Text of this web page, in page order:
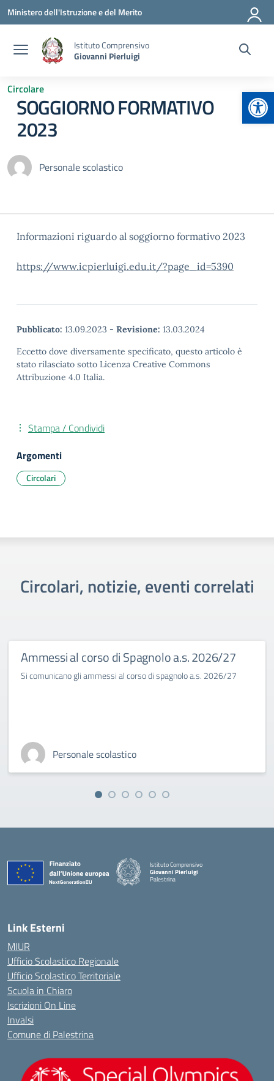
Vai ai contenuti
Vai al menu di navigazione
Vai al footer
Ministero dell'Istruzione e del Merito
Istituto Comprensivo
Giovanni Pierluigi
Circolare
SOGGIORNO FORMATIVO
2023
Personale scolastico
Informazioni riguardo al soggiorno formativo 2023
https://www.icpierluigi.edu.it/?page_id=5390
Pubblicato: 13.09.2023 - Revisione: 13.03.2024
Eccetto dove diversamente specificato, questo articolo è
stato rilasciato sotto Licenza Creative Commons
Attribuzione 4.0 Italia.
Stampa / Condividi
Argomenti
Circolari
Circolari, notizie, eventi correlati
Ammessi al corso di Spagnolo a.s. 2026/27
Si comunicano gli ammessi al corso di spagnolo a.s. 2026/27
Personale scolastico
Istituto Comprensivo
Giovanni Pierluigi
Palestrina
Link Esterni
MIUR
Ufficio Scolastico Regionale
Ufficio Scolastico Territoriale
Scuola in Chiaro
Iscrizioni On Line
Invalsi
Comune di Palestrina